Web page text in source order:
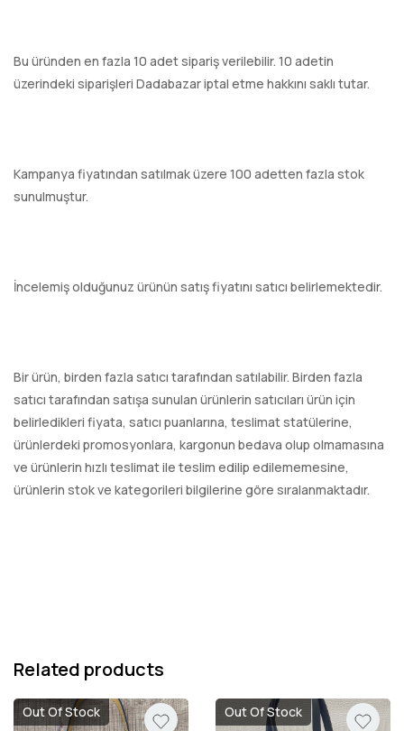
Bu üründen en fazla 10 adet sipariş verilebilir. 10 adetin
üzerindeki siparişleri Dadabazar iptal etme hakkını saklı tutar.
Kampanya fiyatından satılmak üzere 100 adetten fazla stok
sunulmuştur.
İncelemiş olduğunuz ürünün satış fiyatını satıcı belirlemektedir.
Bir ürün, birden fazla satıcı tarafından satılabilir. Birden fazla
satıcı tarafından satışa sunulan ürünlerin satıcıları ürün için
belirledikleri fiyata, satıcı puanlarına, teslimat statülerine,
ürünlerdeki promosyonlara, kargonun bedava olup olmamasına
ve ürünlerin hızlı teslimat ile teslim edilip edilememesine,
ürünlerin stok ve kategorileri bilgilerine göre sıralanmaktadır.
Related products
Out Of Stock Out Of Stock